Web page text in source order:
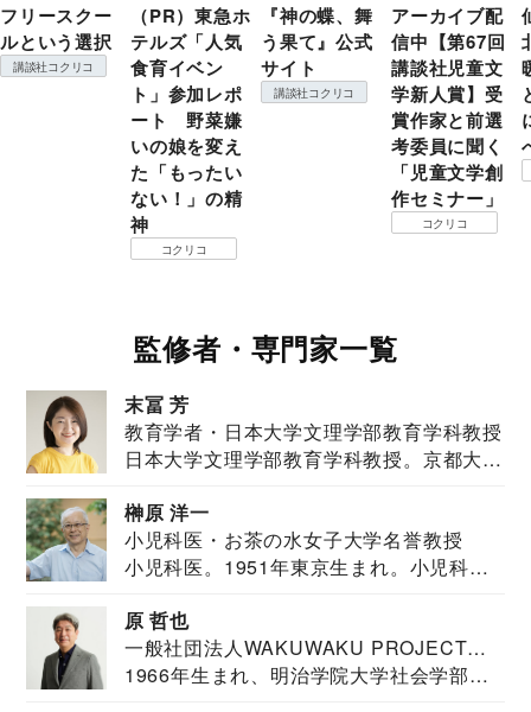
フリースクー
ルという選択
講談社コクリコ
（PR）東急ホ
テルズ「人気
食育イベン
ト」参加レポ
ート 野菜嫌
いの娘を変え
た「もったい
ない！」の精
神
コクリコ
『神の蝶、舞
う果て』公式
サイト
講談社コクリコ
アーカイブ配
信中【第67回
講談社児童文
学新人賞】受
賞作家と前選
考委員に聞く
「児童文学創
作セミナー」
コクリコ
監修者・専門家一覧
末冨 芳
教育学者・日本大学文理学部教育学科教授
日本大学文理学部教育学科教授。京都大学
榊原 洋一
小児科医・お茶の水女子大学名誉教授
小児科医。1951年東京生まれ。小児科
原 哲也
一般社団法人WAKUWAKU PROJECT
JAPAN代表・言語聴覚士・社会福祉士
1966年生まれ、明治学院大学社会学部福